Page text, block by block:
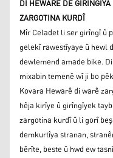
DI HEWARÊ DE
ZARGOTINA KURDÎ
Mîr Celadet li ser girîngî û
gelekî rawestîyaye û hewl
dewlemend amade bike.
mixabin temenê wî ji bo
Kovara Hewarê di warê
hêja kirîye û girîngîyek
zargotina kurdî û li gorî
demkurtîya stranan,
bêrîte, beste û hwd ew